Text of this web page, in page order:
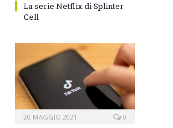
La serie Netflix di Splinter
Cell
20 MAGGIO 2021 0